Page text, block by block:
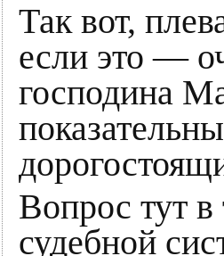
Так вот,
если это —
господина
Вопрос тут
судебной